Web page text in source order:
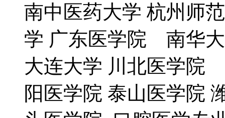
南中医药大学 杭州师
学 广东医学院 南华
大连大学 川北医学院
阳医学院 泰山医学院